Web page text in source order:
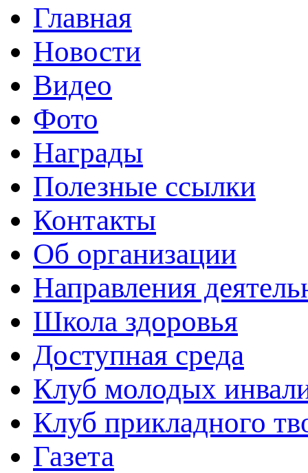
Главная
Новости
Видео
Фото
Награды
Полезные ссылки
Контакты
Об организации
Направления
Школа здоровья
Доступная среда
Клуб молодых
Клуб прикладного
Газета